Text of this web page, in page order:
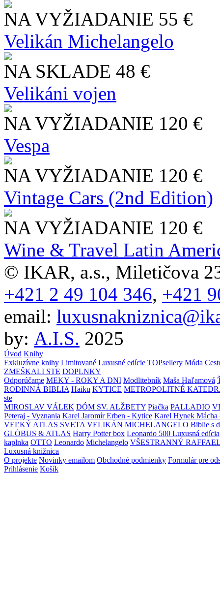
NA VYŽIADANIE 55 €
Velikán Michelangelo
NA SKLADE 48 €
Velikáni vojen
NA VYŽIADANIE 120 €
Vespa
NA VYŽIADANIE 120 €
Vintage Cars (2nd Edition)
NA VYŽIADANIE 120 €
Wine & Travel Latin
© IKAR, a.s., Miletičova
+421 2 49 104 346, +421
email:
by: A.I.S. 2025
Úvod Knihy
Exkluzívne knihy Limitované Luxusné edície TOPsellery Móda
ZMEŠKALI STE DOPLNKY
Odporúčame MEKY - ROKY A DNI Modlitebník Maša Haľamová
RODINNÁ BIBLIA Haiku KYTICE METROPOLITNÉ
ste
MIROSLAV VÁLEK DÓM SV. ALŽBETY Piačka PALLADIO
Peteraj - Vyznania Karel Jaromír Erben - Kytice Karel Hynek Mácha
VEĽKÝ ATLAS SVETA VELIKÁN MICHELANGELO Biblie s
GLÓBUS & ATLAS Harry Potter box Leonardo 500 Luxusná edícia
kaplnka OTTO Leonardo Michelangelo VŠESTRANNÝ
Luxusná knižnica
O projekte Novinky emailom Obchodné podmienky Formulár pre
Prihlásenie Košík